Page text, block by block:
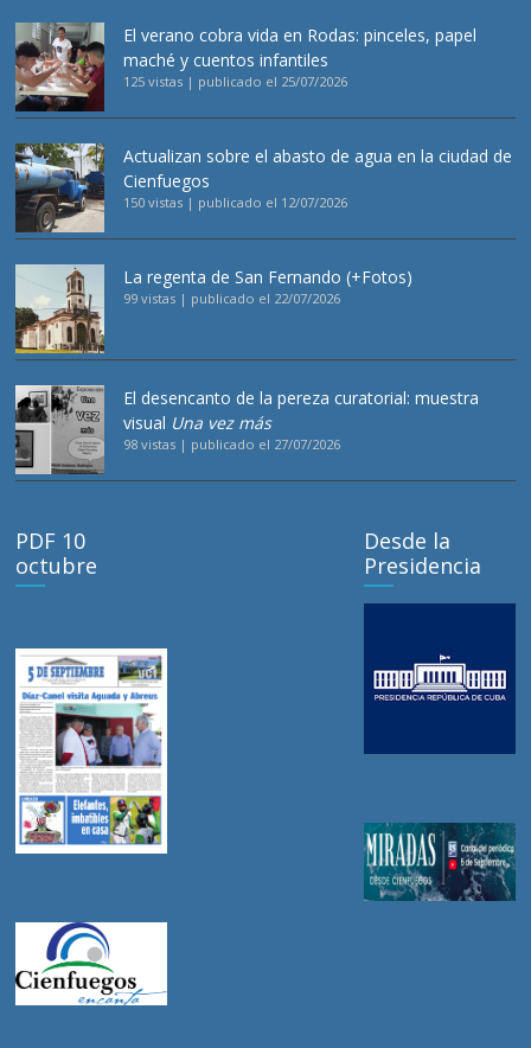
El verano cobra vida en Rodas: pinceles, papel
maché y cuentos infantiles
125 vistas | publicado el 25/07/2026
Actualizan sobre el abasto de agua en la ciudad de
Cienfuegos
150 vistas | publicado el 12/07/2026
La regenta de San Fernando (+Fotos)
99 vistas | publicado el 22/07/2026
El desencanto de la pereza curatorial: muestra
visual Una vez más
98 vistas | publicado el 27/07/2026
PDF 10
octubre
Desde la
Presidencia